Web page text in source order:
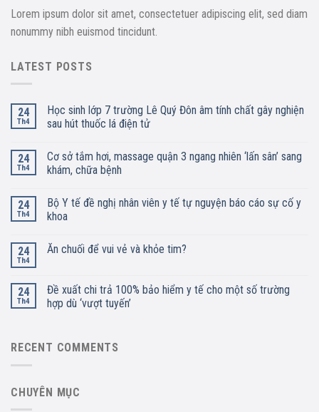
Lorem ipsum dolor sit amet, consectetuer adipiscing elit, sed diam
nonummy nibh euismod tincidunt.
LATEST POSTS
24
Th4
Học sinh lớp 7 trường Lê Quý Đôn âm tính chất gây nghiện
sau hút thuốc lá điện tử
24
Th4
Cơ sở tắm hơi, massage quận 3 ngang nhiên ‘lấn sân’ sang
khám, chữa bệnh
24
Th4
Bộ Y tế đề nghị nhân viên y tế tự nguyện báo cáo sự cố y
khoa
24
Th4
Ăn chuối để vui vẻ và khỏe tim?
24
Th4
Đề xuất chi trả 100% bảo hiểm y tế cho một số trường
hợp dù ‘vượt tuyến’
RECENT COMMENTS
CHUYÊN MỤC